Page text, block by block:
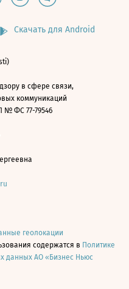
Скачать для Android
в сфере связи,
коммуникаций
№ ФС 77-79546
геолокации
содержатся в Политике
данных АО «Бизнес Ньюс